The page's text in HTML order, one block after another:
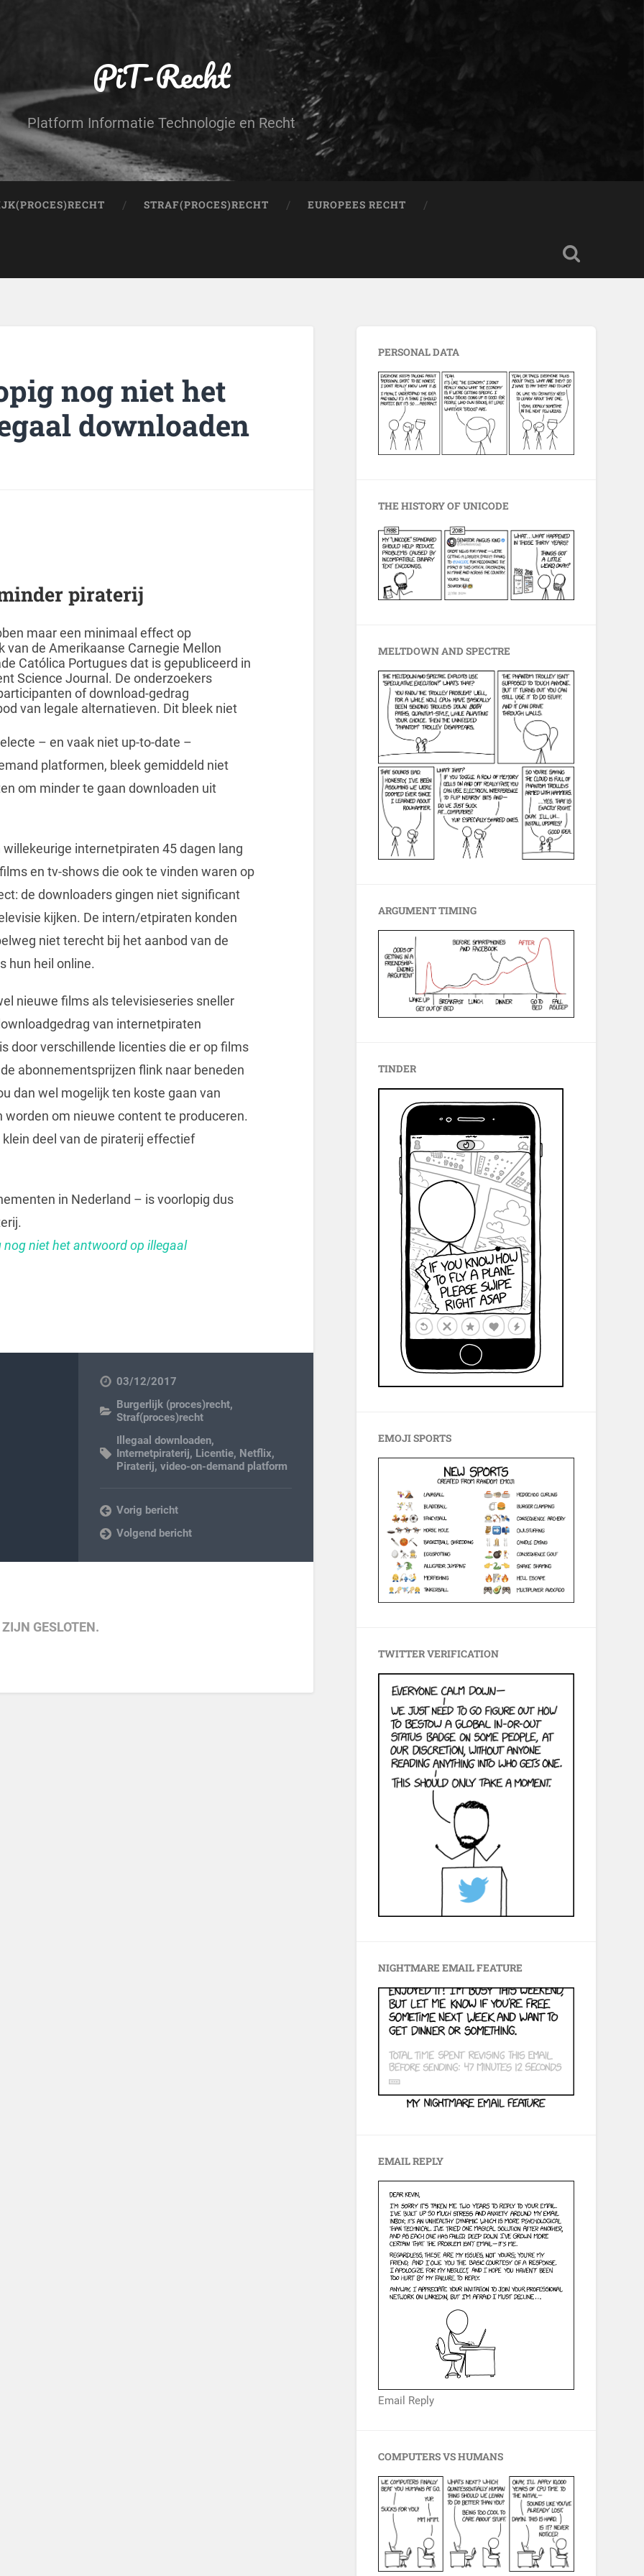
PiT-Recht
Platform Informatie Technologie en Recht
STRAF(PROCES)RECHT EUROPEES RECHT
nog niet het
downloaden
piraterij
maar een minimaal effect op
de Amerikaanse Carnegie Mellon
Católica Portugues dat is gepubliceerd in
Science Journal. De onderzoekers
of download-gedrag
van legale alternatieven. Dit bleek niet
– en vaak niet up-to-date –
platformen, bleek gemiddeld niet
om minder te gaan downloaden uit
internetpiraten 45 dagen lang
en tv-shows die ook te vinden waren op
de downloaders gingen niet significant
kijken. De intern/etpiraten konden
niet terecht bij het aanbod van de
hun heil online.
nieuwe films als televisieseries sneller
van internetpiraten
door verschillende licenties die er op films
abonnementsprijzen flink naar beneden
dan wel mogelijk ten koste gaan van
om nieuwe content te produceren.
deel van de piraterij effectief
in Nederland – is voorlopig dus
niet het antwoord op illegaal
03/12/2017
Burgerlijk (proces)recht,
Straf(proces)recht
Illegaal downloaden,
Internetpiraterij, Licentie, Netflix,
Piraterij,video-on-demand platform
Vorig bericht
Volgend bericht
GESLOTEN.
PERSONAL DATA
THE HISTORY OF UNICODE
MELTDOWN AND SPECTRE
ARGUMENT TIMING
TINDER
EMOJI SPORTS
TWITTER VERIFICATION
NIGHTMARE EMAIL FEATURE
EMAIL REPLY
Email Reply
COMPUTERS VS HUMANS